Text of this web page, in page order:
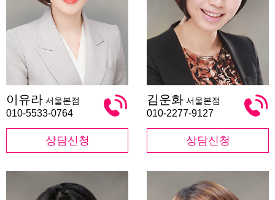
유
라
이유라 서울본점
010-5533-0764
상담신청
운
화
김운화 서울본점
010-2277-9127
상담신청